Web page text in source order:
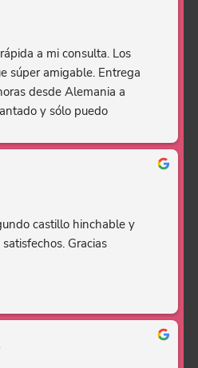
a mi consulta. Los
súper amigable. Entrega
desde Alemania a
y sólo puedo
castillo hinchable y
Gracias